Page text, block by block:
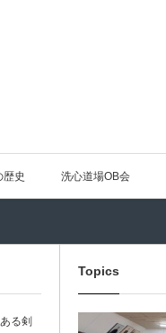
歴史 洗心道場OB会
Topics
る剣